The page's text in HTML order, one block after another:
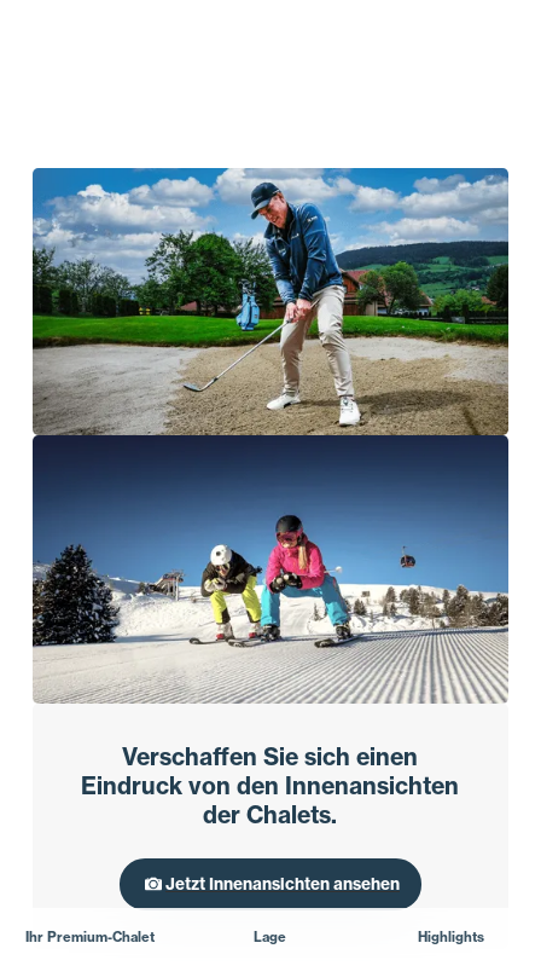
Ihr Premium-Chalet Lage Highlights
Verschaffen Sie sich einen
Eindruck von den Innenansichten
der Chalets.
Jetzt Innenansichten ansehen